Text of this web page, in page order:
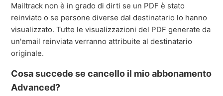
Mailtrack non è in grado di dirti se un PDF è stato
reinviato o se persone diverse dal destinatario lo hanno
visualizzato. Tutte le visualizzazioni del PDF generate da
un'email reinviata verranno attribuite al destinatario
originale.
Cosa succede se cancello il mio abbonamento
Advanced?